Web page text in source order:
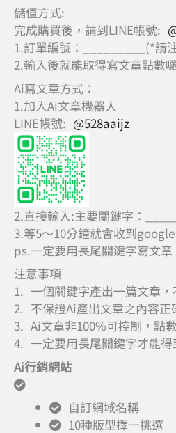
儲值方式:
完成購買後，請到LINE帳號:
1.訂單編號：_________(*請
2.輸入後就能取得寫文章點數囉
Ai寫文章方式：
1.加入Ai文章機器人
LINE帳號: @528aaijz
2.直接輸入:主要關鍵字：
3.等5～10分鐘就會收到
ps.一定要用長尾關鍵字寫文章
注意事項
1. 一個關鍵字產出一篇文章
2. 不保證Ai產出文章之內容正
3. Ai文章非100%可控制，點
4. 一定要用長尾關鍵字才能得
Ai行銷網站
自訂網域名稱
10種版型擇一挑選